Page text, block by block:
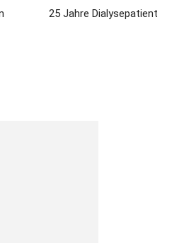
25 Jahre Dialysepatient